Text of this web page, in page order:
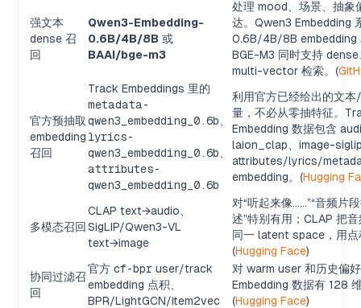
强文本
dense 召
回
Qwen3-Embedding-
0.6B/4B/8B 或
BAAI/bge-m3
处理 mood、场景、抽象
达。Qwen3 Embedding
0.6B/4B/8B embedding
BGE-M3 同时支持
multi-vector 检索。(
官方预抽取
embedding
召回
Track Embeddings 里的
metadata-
qwen3_embedding_0.6b
lyrics-
qwen3_embedding_0.6b
attributes-
qwen3_embedding_0.6b
利用官方已经给出的文
量，不必从零抽特征。
Embedding 数据包含
laion_clap、image-
attributes/lyrics/
embedding。(Hugging
多模态召回
CLAP text→audio、
SigLIP/Qwen3-VL
text→image
对“听起来像……”“音频片
述”特别有用；CLAP 把
同一 latent space，用点
(Hugging Face)
协同过滤召
回
官方 cf-bpr user/track
embedding 点积、
BPR/LightGCN/item2vec
对 warm user 和历史偏
Embedding 数据有 128
(Hugging Face)